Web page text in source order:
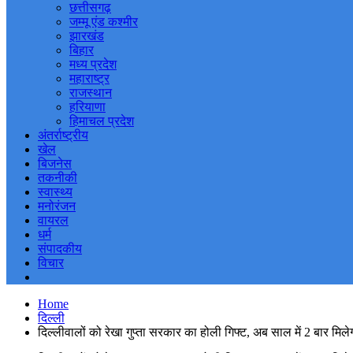
छत्तीसगढ़
जम्मू एंड कश्मीर
झारखंड
बिहार
मध्य प्रदेश
महाराष्ट्र
राजस्थान
हरियाणा
हिमाचल प्रदेश
अंतर्राष्ट्रीय
खेल
बिजनेस
तकनीकी
स्वास्थ्य
मनोरंजन
वायरल
धर्म
संपादकीय
विचार
Home
दिल्ली
दिल्लीवालों को रेखा गुप्ता सरकार का होली गिफ्ट, अब साल में 2 बार